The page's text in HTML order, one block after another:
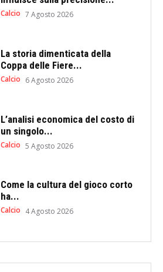
Calcio 7 Agosto 2026
La storia dimenticata della
Coppa delle Fiere...
Calcio 6 Agosto 2026
L’analisi economica del costo di
un singolo...
Calcio 5 Agosto 2026
Come la cultura del gioco corto
ha...
Calcio 4 Agosto 2026